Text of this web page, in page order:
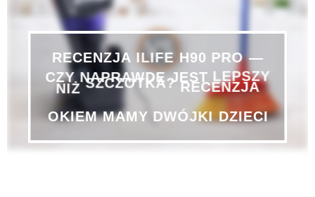
RECENZJA ILIFE H90
CZY NAPRAWDĘ JEST LEPSZY
NIŻ
RECENZJA
OKIEM MAMY DWÓJKI
DZIECI